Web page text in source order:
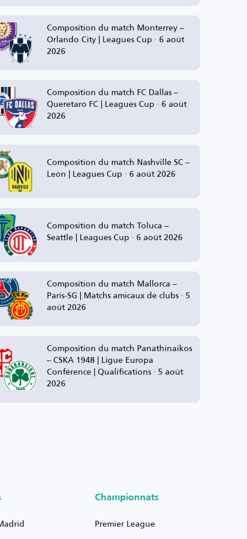
Composition du match Monterrey –
Orlando City | Leagues Cup · 6 août
2026
Composition du match FC Dallas –
Queretaro FC | Leagues Cup · 6 août
2026
Composition du match Nashville SC –
León | Leagues Cup · 6 août 2026
Composition du match Toluca –
Seattle | Leagues Cup · 6 août 2026
Composition du match Mallorca –
Paris-SG | Matchs amicaux de clubs · 5
août 2026
Composition du match Panathinaikos
– CSKA 1948 | Ligue Europa
Conférence | Qualifications · 5 août
2026
Championnats
Premier League